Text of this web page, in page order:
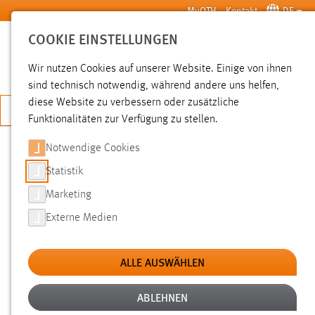
Zum Hauptinhalt springen MyOTH Kontakt DE
SUCHE
JETZT BEWERBEN
Hochschule Aktuelles News der OTH Amberg-Weiden
IMPULSE FÜR DIE ERFOLGREICHE
UMSETZUNG VON KI IN
UNTERNEHMEN
1. Praxisforum Datenmanagement und
KI-Transformation
COOKIE EINSTELLUNGEN
Wir nutzen Cookies auf unserer Website. Einige von ihnen
sind technisch notwendig, während andere uns helfen,
diese Website zu verbessern oder zusätzliche
Funktionalitäten zur Verfügung zu stellen.
Notwendige Cookies
Statistik
Marketing
Externe Medien
ALLE AUSWÄHLEN
ABLEHNEN